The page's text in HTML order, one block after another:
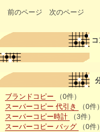
前のページ
次のページ
ブランドコピー
（0件）
スーパーコピー 代引き
（0件）
スーパーコピー時計
（3件）
スーパーコピー バッグ
（0件）